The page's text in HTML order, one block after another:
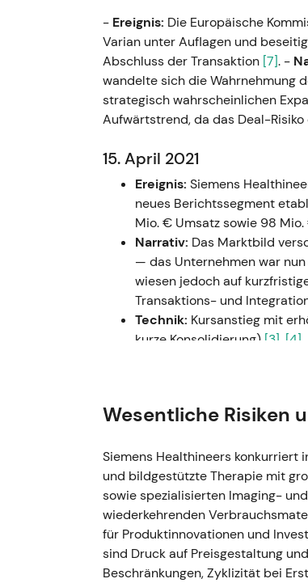
- Ereignis: Die Europäische
Varian unter Auflagen und
Abschluss der Transaktion [7]. -
wandelte sich die Wahrnehmung
strategisch wahrscheinlichen
Aufwärtstrend, da das Deal-
15. April 2021
Ereignis: Siemens
neues Berichtssegment
Mio. € Umsatz sowie 98
Narrativ: Das Marktbild
— das Unternehmen war
wiesen jedoch auf
Transaktions- und
Technik: Kursanstieg mit
kurze Konsolidierung) [3] [4]
Ereignis:
Q3 GJ2021 mit
von rund 38,9 %,
Gesamtjahr 2021 wurde
Narrativ:Das kurzfristige
kombiniert mit
Margenentwicklung,
Technik:Starker
und angehobener Prognose
Wesentliche Risiken
Siemens Healthineers konkurriert
und bildgestützte Therapie mit
sowie spezialisierten Imaging-
wiederkehrenden
für Produktinnovationen und
sind Druck auf Preisgestaltung
Beschränkungen, Zyklizität bei